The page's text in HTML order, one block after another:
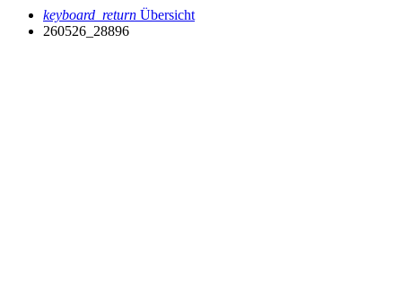
keyboard_return Übersicht
260526_28896